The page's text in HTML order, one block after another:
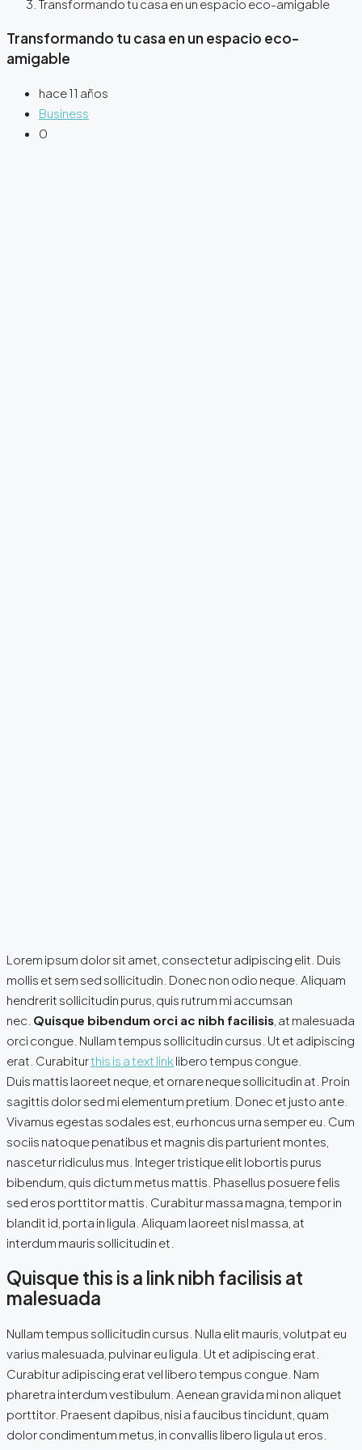
Transformando tu casa en un espacio eco-amigable
Transformando tu casa en un espacio eco-
amigable
hace 11 años
Business
0
Lorem ipsum dolor sit amet, consectetur adipiscing elit. Duis
mollis et sem sed sollicitudin. Donec non odio neque. Aliquam
hendrerit sollicitudin purus, quis rutrum mi accumsan
nec. Quisque bibendum orci ac nibh facilisis , at malesuada
orci congue. Nullam tempus sollicitudin cursus. Ut et adipiscing
erat. Curabiturthis is a text link libero tempus congue.
Duis mattis laoreet neque, et ornare neque sollicitudin at. Proin
sagittis dolor sed mi elementum pretium. Donec et justo ante.
Vivamus egestas sodales est, eu rhoncus urna semper eu. Cum
sociis natoque penatibus et magnis dis parturient montes,
nascetur ridiculus mus. Integer tristique elit lobortis purus
bibendum, quis dictum metus mattis. Phasellus posuere felis
sed eros porttitor mattis. Curabitur massa magna, tempor in
blandit id, porta in ligula. Aliquam laoreet nisl massa, at
interdum mauris sollicitudin et.
Quisque this is a link nibh facilisis at
malesuada
Nullam tempus sollicitudin cursus. Nulla elit mauris, volutpat eu
varius malesuada, pulvinar eu ligula. Ut et adipiscing erat.
Curabitur adipiscing erat vel libero tempus congue. Nam
pharetra interdum vestibulum. Aenean gravida mi non aliquet
porttitor. Praesent dapibus, nisi a faucibus tincidunt, quam
dolor condimentum metus, in convallis libero ligula ut eros.